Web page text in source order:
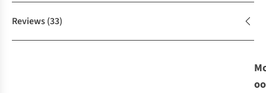
Reviews(33)